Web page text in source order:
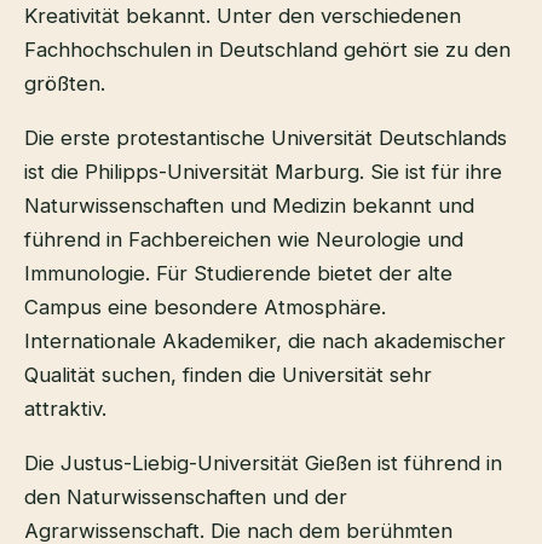
Kreativität bekannt. Unter den verschiedenen
Fachhochschulen in Deutschland gehört sie zu den
größten.
Die erste protestantische Universität Deutschlands
ist die Philipps-Universität Marburg. Sie ist für ihre
Naturwissenschaften und Medizin bekannt und
führend in Fachbereichen wie Neurologie und
Immunologie. Für Studierende bietet der alte
Campus eine besondere Atmosphäre.
Internationale Akademiker, die nach akademischer
Qualität suchen, finden die Universität sehr
attraktiv.
Die Justus-Liebig-Universität Gießen ist führend in
den Naturwissenschaften und der
Agrarwissenschaft. Die nach dem berühmten